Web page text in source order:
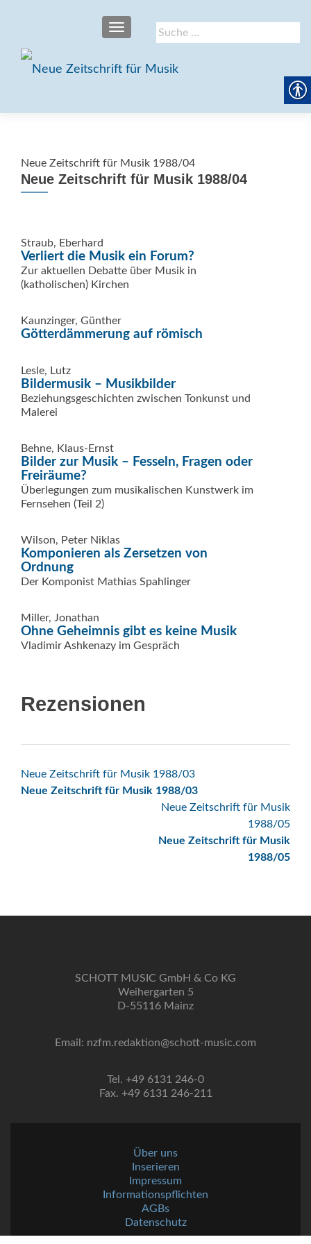
Suche
nach:
SCHALTE NAVIGATION
Neue Zeitschrift für Musik 1988/04
Neue Zeitschrift für Musik 1988/04
Straub, Eberhard
Verliert die Musik ein Forum?
Zur aktuellen Debatte über Musik in
(katholischen) Kirchen
Kaunzinger, Günther
Götterdämmerung auf römisch
Lesle, Lutz
Bildermusik – Musikbilder
Beziehungsgeschichten zwischen Tonkunst und
Malerei
Behne, Klaus-Ernst
Bilder zur Musik – Fesseln, Fragen oder
Freiräume?
Überlegungen zum musikalischen Kunstwerk im
Fernsehen (Teil 2)
Wilson, Peter Niklas
Komponieren als Zersetzen von
Ordnung
Der Komponist Mathias Spahlinger
Miller, Jonathan
Ohne Geheimnis gibt es keine Musik
Vladimir Ashkenazy im Gespräch
Rezensionen
Beitrags-
Navigation
Neue Zeitschrift für Musik 1988/03
Neue Zeitschrift für Musik 1988/03
Neue Zeitschrift für Musik
1988/05
Neue Zeitschrift für Musik
1988/05
SCHOTT MUSIC GmbH & Co KG
Weihergarten 5
D-55116 Mainz
Email: nzfm.redaktion@schott-music.com
Tel. +49 6131 246-0
Fax. +49 6131 246-211
Über uns
Inserieren
Impressum
Informationspflichten
AGBs
Datenschutz